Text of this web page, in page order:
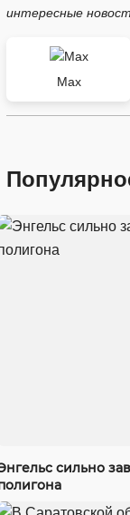
интересные
Max
сильно